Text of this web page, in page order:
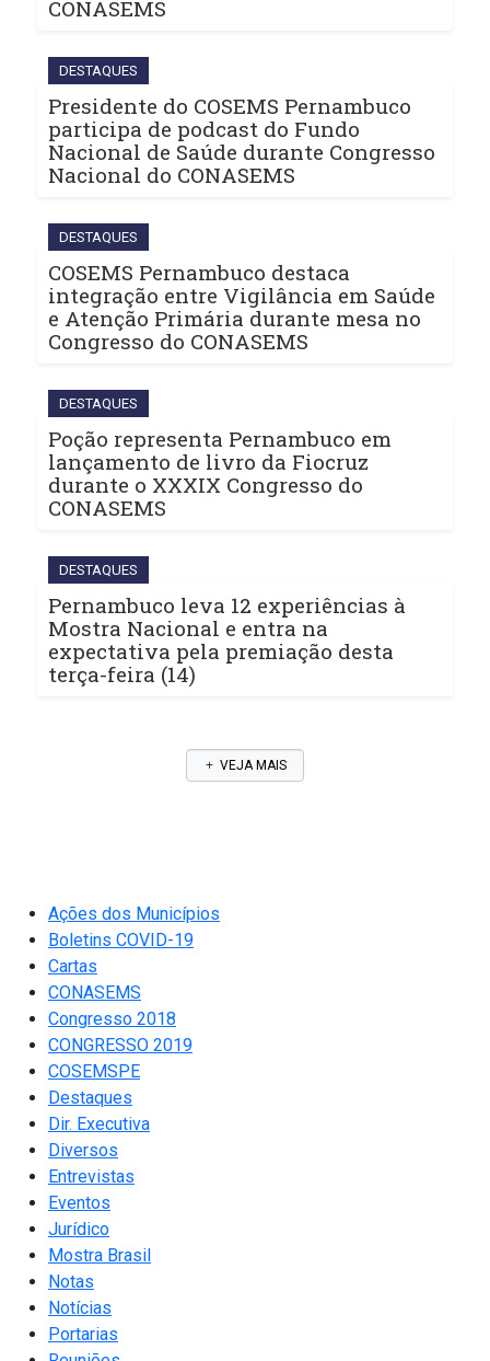
CONASEMS
DESTAQUES
Presidente do COSEMS Pernambuco
participa de podcast do Fundo
Nacional de Saúde durante Congresso
Nacional do CONASEMS
DESTAQUES
COSEMS Pernambuco destaca
integração entre Vigilância em Saúde
e Atenção Primária durante mesa no
Congresso do CONASEMS
DESTAQUES
Poção representa Pernambuco em
lançamento de livro da Fiocruz
durante o XXXIX Congresso do
CONASEMS
DESTAQUES
Pernambuco leva 12 experiências à
Mostra Nacional e entra na
expectativa pela premiação desta
terça-feira (14)
VEJA MAIS
Ações dos Municípios
Boletins COVID-19
Cartas
CONASEMS
Congresso 2018
CONGRESSO 2019
COSEMSPE
Destaques
Dir. Executiva
Diversos
Entrevistas
Eventos
Jurídico
Mostra Brasil
Notas
Notícias
Portarias